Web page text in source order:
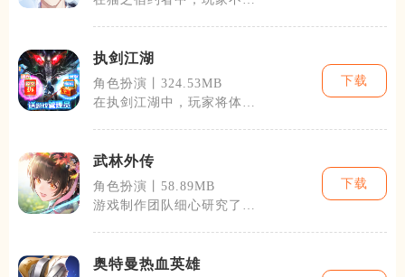
执剑江湖
角色扮演丨324.53MB
在执剑江湖中，玩家将体验
下载
武林外传
角色扮演丨58.89MB
游戏制作团队细心研究了原
下载
奥特曼热血英雄